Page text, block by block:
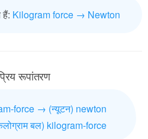
हैं: Kilogram force → Newton
रूपांतरण
force → (न्यूटन) newton
बल) kilogram-force